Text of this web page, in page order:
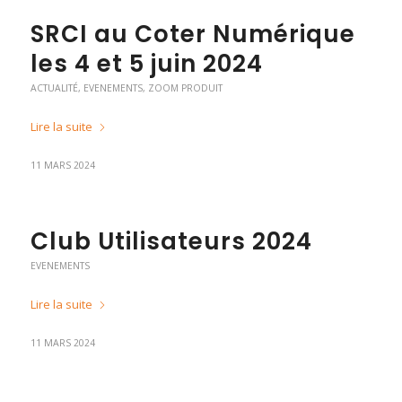
SRCI au Coter Numérique
les 4 et 5 juin 2024
ACTUALITÉ, EVENEMENTS, ZOOM PRODUIT
Lire la suite
11 MARS 2024
Club Utilisateurs 2024
EVENEMENTS
Lire la suite
11 MARS 2024